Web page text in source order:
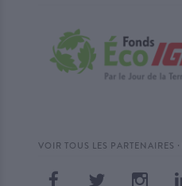
VOIR TOUS LES PARTENAIRES ·